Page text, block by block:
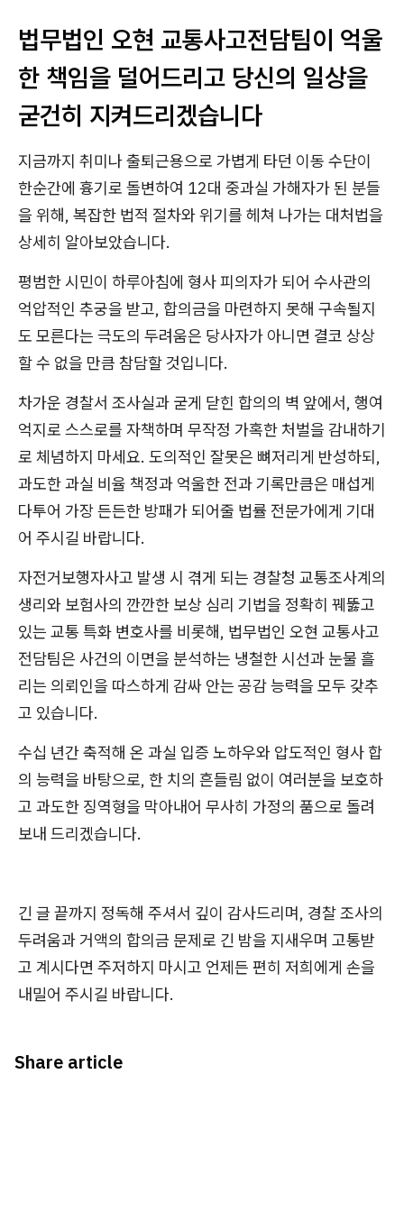
법무법인 오현 교통사고전담팀이 억울
한 책임을 덜어드리고 당신의 일상을
굳건히 지켜드리겠습니다
지금까지 취미나 출퇴근용으로 가볍게 타던 이동 수단이
한순간에 흉기로 돌변하여 12대 중과실 가해자가 된 분들
을 위해, 복잡한 법적 절차와 위기를 헤쳐 나가는 대처법을
상세히 알아보았습니다.
평범한 시민이 하루아침에 형사 피의자가 되어 수사관의
억압적인 추궁을 받고, 합의금을 마련하지 못해 구속될지
도 모른다는 극도의 두려움은 당사자가 아니면 결코 상상
할 수 없을 만큼 참담할 것입니다.
차가운 경찰서 조사실과 굳게 닫힌 합의의 벽 앞에서, 행여
억지로 스스로를 자책하며 무작정 가혹한 처벌을 감내하기
로 체념하지 마세요. 도의적인 잘못은 뼈저리게 반성하되,
과도한 과실 비율 책정과 억울한 전과 기록만큼은 매섭게
다투어 가장 든든한 방패가 되어줄 법률 전문가에게 기대
어 주시길 바랍니다.
자전거보행자사고 발생 시 겪게 되는 경찰청 교통조사계의
생리와 보험사의 깐깐한 보상 심리 기법을 정확히 꿰뚫고
있는 교통 특화 변호사를 비롯해, 법무법인 오현 교통사고
전담팀은 사건의 이면을 분석하는 냉철한 시선과 눈물 흘
리는 의뢰인을 따스하게 감싸 안는 공감 능력을 모두 갖추
고 있습니다.
수십 년간 축적해 온 과실 입증 노하우와 압도적인 형사 합
의 능력을 바탕으로, 한 치의 흔들림 없이 여러분을 보호하
고 과도한 징역형을 막아내어 무사히 가정의 품으로 돌려
보내 드리겠습니다.
긴 글 끝까지 정독해 주셔서 깊이 감사드리며, 경찰 조사의
두려움과 거액의 합의금 문제로 긴 밤을 지새우며 고통받
고 계시다면 주저하지 마시고 언제든 편히 저희에게 손을
내밀어 주시길 바랍니다.
Share article